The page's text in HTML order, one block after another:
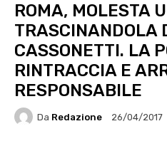
ROMA, MOLESTA
TRASCINANDOLA
CASSONETTI. LA
RINTRACCIA E
RESPONSABILE
Da Redazione 26/04/2017